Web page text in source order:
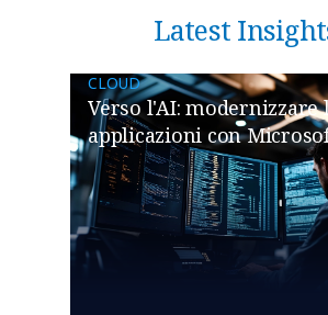
Latest
CLOUD
Verso l'AI: modernizzare
applicazioni con